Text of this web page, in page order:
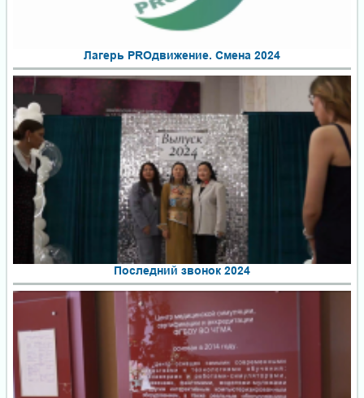
Лагерь PROдвижение. Смена 2024
Последний звонок 2024